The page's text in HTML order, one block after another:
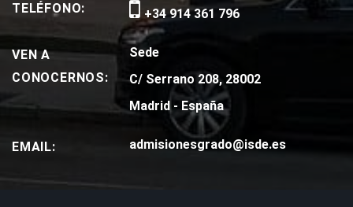
TELÉFONO: +34 914 361 796
VEN A
CONOCERNOS:
Sede
C/ Serrano 208, 28002
Madrid - España
EMAIL: admisionesgrado@isde.es